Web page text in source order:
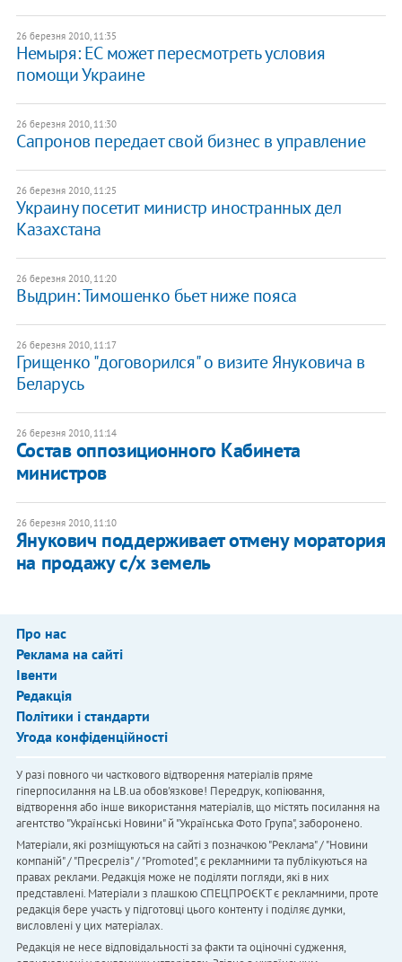
26 березня 2010, 11:35
Немыря: ЕС может пересмотреть условия
помощи Украине
26 березня 2010, 11:30
Сапронов передает свой бизнес в управление
26 березня 2010, 11:25
Украину посетит министр иностранных дел
Казахстана
26 березня 2010, 11:20
Выдрин: Тимошенко бьет ниже пояса
26 березня 2010, 11:17
Грищенко "договорился" о визите Януковича в
Беларусь
26 березня 2010, 11:14
Состав оппозиционного Кабинета
министров
26 березня 2010, 11:10
Янукович поддерживает отмену моратория
на продажу с/х земель
Про нас
Реклама на сайті
Івенти
Редакція
Політики і стандарти
Угода конфіденційності
У разі повного чи часткового відтворення матеріалів пряме
гіперпосилання на LB.ua обов'язкове! Передрук, копіювання,
відтворення або інше використання матеріалів, що містять посилання на
агентство "Українськi Новини" й "Українська Фото Група", заборонено.
Матеріали, які розміщуються на сайті з позначкою "Реклама" / "Новини
компаній" / "Пресреліз" / "Promoted", є рекламними та публікуються на
правах реклами. Редакція може не поділяти погляди, які в них
представлені. Матеріали з плашкою СПЕЦПРОЄКТ є рекламними, проте
редакція бере участь у підготовці цього контенту і поділяє думки,
висловлені у цих матеріалах.
Редакція не несе відповідальності за факти та оціночні судження,